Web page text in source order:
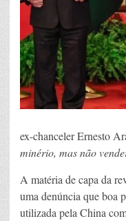
ex-chanceler Ernesto
minério, mas não
A matéria de capa da
uma denúncia que boa
utilizada pela China